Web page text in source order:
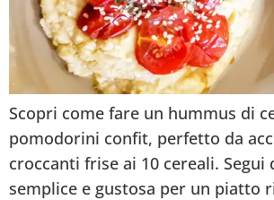
Scopri come fare un hummus di
pomodorini confit, perfetto da
croccanti frise ai 10 cereali. Segui
semplice e gustosa per un piatto